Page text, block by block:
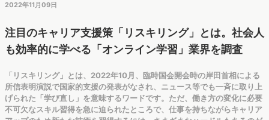
2022年11月09日
注目のキャリア支援策「リスキリング」とは。社会人
も効率的に学べる「オンライン学習」業界を調査
「リスキリング」とは、2022年10月、臨時国会開会時の岸田首相による
所信表明演説で国家的支援の発表がなされ、ニュース等でも一斉に取り上
げられた「学び直し」を意味するワードです。ただ、働き方の変化に必要
不可欠なスキル習得を急に迫られたところで、仕事を持ちながらキャリア